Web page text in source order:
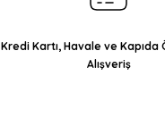
Kredi Kartı, Havale ve Kapıda
Alışveriş